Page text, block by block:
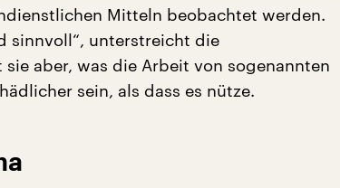
Mitteln beobachtet werden.
sinnvoll“, unterstreicht die
aber, was die Arbeit von sogenannten
sein, als dass es nütze.